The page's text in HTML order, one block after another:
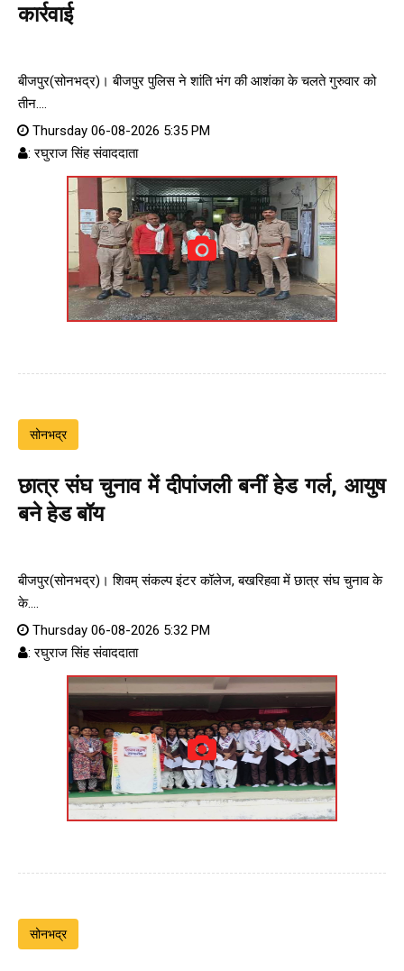
कार्रवाई
बीजपुर(सोनभद्र)। बीजपुर पुलिस ने शांति भंग की आशंका के चलते गुरुवार को
तीन....
Thursday 06-08-2026 5:35 PM
: रघुराज सिंह संवाददाता
सोनभद्र
छात्र संघ चुनाव में दीपांजली बनीं हेड गर्ल, आयुष
बने हेड बॉय
बीजपुर(सोनभद्र)। शिवम् संकल्प इंटर कॉलेज, बखरिहवा में छात्र संघ चुनाव के
के....
Thursday 06-08-2026 5:32 PM
: रघुराज सिंह संवाददाता
सोनभद्र